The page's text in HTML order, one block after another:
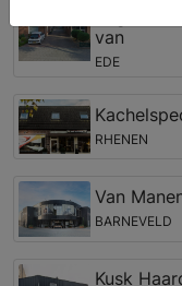
van
EDE
RHENEN
Van
BARNEVELD
Kusk